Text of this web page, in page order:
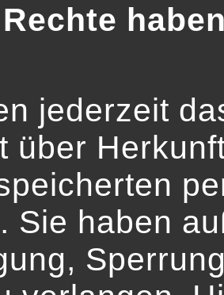
jederzeit
über
Sie haben